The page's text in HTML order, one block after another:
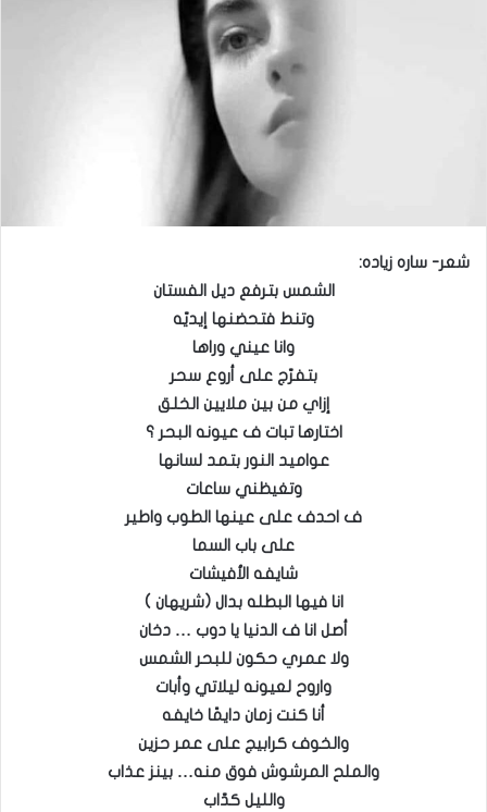
شعر- ساره زياده:
الشمس بترفع ديل الفستان
وتنط فتحضنها إيديّه
وانا عيني وراها
بتفرّج على أروع سحر
إزاي من بين ملايين الخلق
اختارها تبات ف عيونه البحر ؟
عواميد النور بتمد لسانها
وتغيظني ساعات
ف احدف على عينها الطوب واطير
على باب السما
شايفه الأفيشات
انا فيها البطله بدال (شريهان )
أصل انا ف الدنيا يا دوب … دخان
ولا عمري حكون للبحر الشمس
واروح لعيونه ليلاتي وأبات
أنا كنت زمان دايمًا خايفه
والخوف كرابيج على عمر حزين
والملح المرشوش فوق منه… بينز عذاب
والليل كدّاب